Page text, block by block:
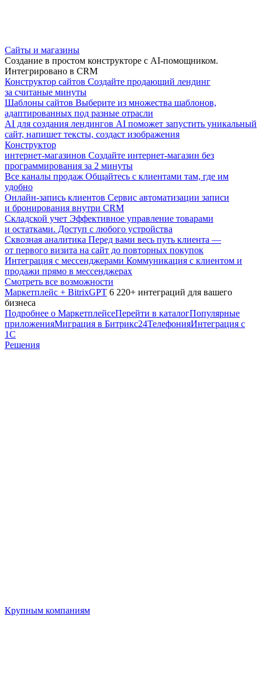
Сайты и магазины
Создание в простом конструкторе с AI-помощником.
Интегрировано в CRM
Конструктор сайтов Создайте продающий лендинг
за считаные минуты
Шаблоны сайтов Выберите из множества шаблонов,
адаптированных под разные отрасли
AI для создания лендингов AI поможет запустить уникальный
сайт, напишет тексты, создаст изображения
Конструктор
интернет-магазинов Создайте интернет-магазин без
программирования за 2 минуты
Все каналы продаж Общайтесь с клиентами там, где им
удобно
Онлайн-запись клиентов Сервис автоматизации записи
и бронирования внутри CRM
Складской учет Эффективное управление товарами
и остатками. Доступ с любого устройства
Сквозная аналитика Перед вами весь путь клиента —
от первого визита на сайт до повторных покупок
Интеграция с мессенджерами Коммуникация с клиентом и
продажи прямо в мессенджерах
Смотреть все возможности
Маркетплейс + BitrixGPT 6 220+ интеграций для вашего
бизнеса
Подробнее о МаркетплейсеПерейти в каталогПопулярные
приложенияМиграция в Битрикс24ТелефонияИнтеграция с
1С
Решения
Крупным компаниям